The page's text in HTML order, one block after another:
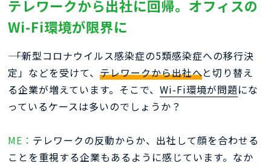
テレワークから出社に回帰。オフィスの
Wi-Fi環境が限界に
―― 「新型コロナウイルス感染症の5類感染症への移行決
定」などを受けて、テレワークから出社へと切り替え
る企業が増えています。そこで、Wi-Fi環境が問題にな
っているケースは多いのでしょうか？
ME： テレワークの反動からか、出社して顔を合わせる
ことを重視する企業もあるように感じています。なか